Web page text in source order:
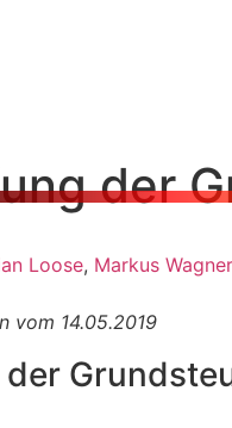
der
Loose, Markus Wagner
vom 14.05.2019